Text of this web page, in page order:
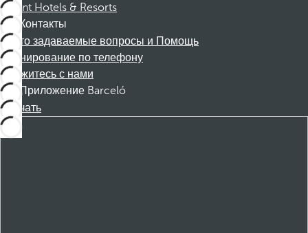
Dorint Hotels & Resorts
Контакты
Часто задаваемые вопросы и Помощь
Бронирование по телефону
Свяжитесь с нами
Приложение Barceló
Скачать